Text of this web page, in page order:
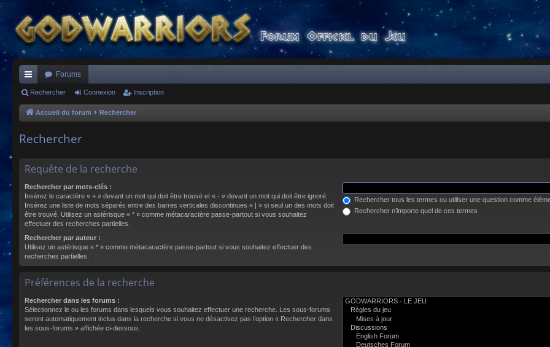
ac
co
s
Forums
Rechercher Connexion Inscription
Accueil du forum Rechercher
Rechercher
Requête de la recherche
Rechercher par mots-clés :
Insérez le caractère « + » devant un mot qui doit être trouvé et « - » devant un mot qui doit être ignoré.
Insérez une liste de mots séparés entre des barres verticales discontinues « | » si seul un des mots doit
être trouvé. Utilisez un astérisque « * » comme métacaractère passe-partout si vous souhaitez
effectuer des recherches partielles.
Rechercher tous les termes ou utiliser une question comme
Rechercher n’importe quel de ces termes
Rechercher par auteur :
Utilisez un astérisque « * » comme métacaractère passe-partout si vous souhaitez effectuer des
recherches partielles.
Préférences de la recherche
Rechercher dans les forums :
Sélectionnez le ou les forums dans lesquels vous souhaitez effectuer une recherche. Les sous-forums
seront automatiquement inclus dans la recherche si vous ne désactivez pas l’option « Rechercher dans
les sous-forums » affichée ci-dessous.